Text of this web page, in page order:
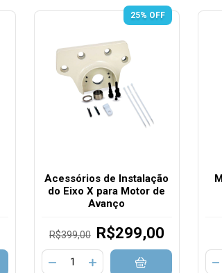
25% OFF
Acessórios de Instalação
do Eixo X para Motor de
Avanço
R$399,00 R$299,00